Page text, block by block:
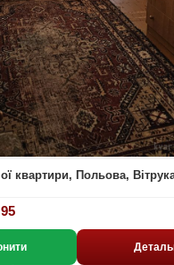
квартири, Польова,